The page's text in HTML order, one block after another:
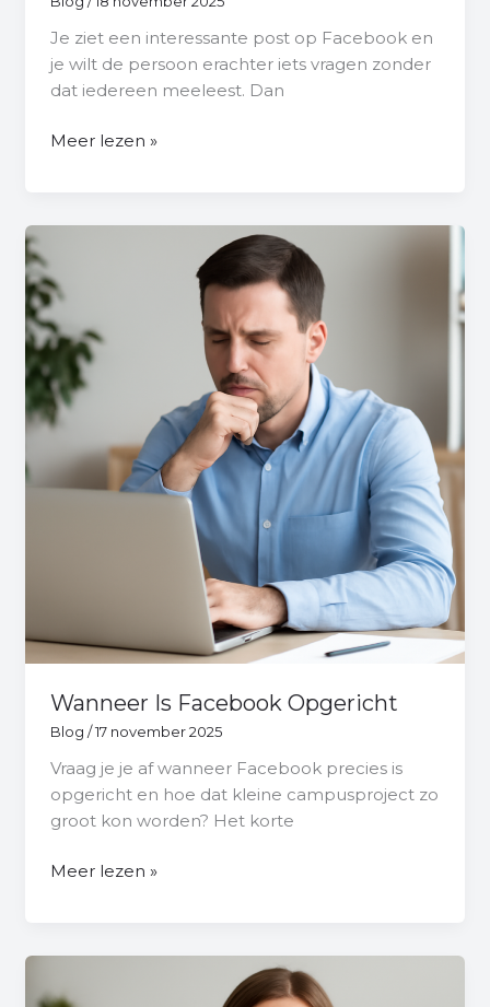
Je ziet een interessante post op Facebook en
je wilt de persoon erachter iets vragen zonder
dat iedereen meeleest. Dan
Meer lezen »
Wanneer Is Facebook Opgericht
Blog /17 november 2025
Vraag je je af wanneer Facebook precies is
opgericht en hoe dat kleine campusproject zo
groot kon worden? Het korte
Facebook
Opgericht
Meer lezen »
Is